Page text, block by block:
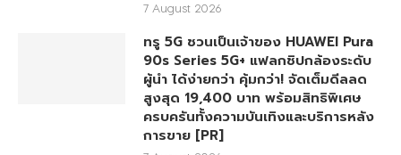
7 August 2026
ทรู 5G ชวนเป็นเจ้าของ HUAWEI Pura
90s Series 5G+ แฟลกชิปกล้องระดับ
ผู้นำ ได้ง่ายกว่า คุ้มกว่า! จัดเต็มดีลลด
สูงสุด 19,400 บาท พร้อมสิทธิพิเศษ
ครบครันทั้งความบันเทิงและบริการหลัง
การขาย [PR]